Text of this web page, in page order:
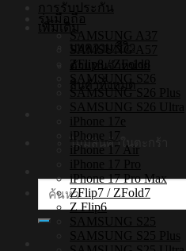
การรับประกัน
เพิ่มเติม
บทความ/รีวิว
ตัวแทนจำหน่าย
สินค้าทั้งหมด
ไม่มีสินค้าในตะกร้า
ค้นหา:
เหล็ก
ชิ้น
รุ่นมือถือ
SAMSUNG A37
SAMSUNG A57
ZFlip8 / ZFold8
SAMSUNG S26
SAMSUNG S26 Plus
SAMSUNG S26 Ultra
iPhone 17e
iPhone 17
iPhone 17 Air
iPhone 17 Pro
iPhone 17 Pro Max
ZFlip7 / ZFold7
Z Flip6
SAMSUNG S25
SAMSUNG S25 Plus